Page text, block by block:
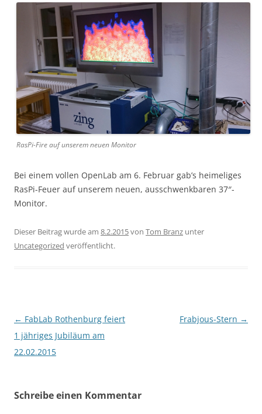
RasPi-Fire auf unserem neuen Monitor
Bei einem vollen OpenLab am 6. Februar gab’s heimeliges
RasPi-Feuer auf unserem neuen, ausschwenkbaren 37″-
Monitor.
Dieser Beitrag wurde am 8.2.2015von Tom Branz unter
Uncategorized veröffentlicht.
Beitragsnavigation
← FabLab Rothenburg feiert
1 jähriges Jubiläum am
22.02.2015
Frabjous-Stern →
Schreibe einen Kommentar